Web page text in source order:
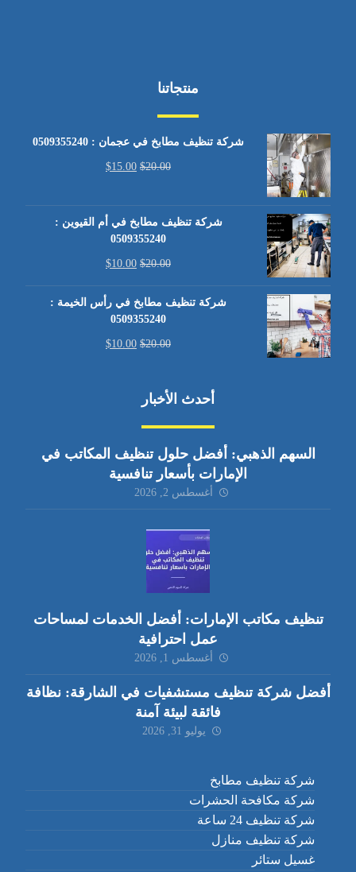
منتجاتنا
شركة تنظيف مطابخ في عجمان : 0509355240
$20.00
$15.00
شركة تنظيف مطابخ في أم القيوين :
0509355240
$20.00
$10.00
شركة تنظيف مطابخ في رأس الخيمة :
0509355240
$20.00
$10.00
أحدث الأخبار
السهم الذهبي: أفضل حلول تنظيف المكاتب في
الإمارات بأسعار تنافسية
أغسطس 2, 2026
تنظيف مكاتب الإمارات: أفضل الخدمات لمساحات
عمل احترافية
أغسطس 1, 2026
أفضل شركة تنظيف مستشفيات في الشارقة: نظافة
فائقة لبيئة آمنة
يوليو 31, 2026
شركة تنظيف مطابخ
شركة مكافحة الحشرات
شركة تنظيف 24 ساعة
شركة تنظيف منازل
غسيل ستائر